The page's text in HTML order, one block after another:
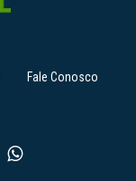
Fale Conosco